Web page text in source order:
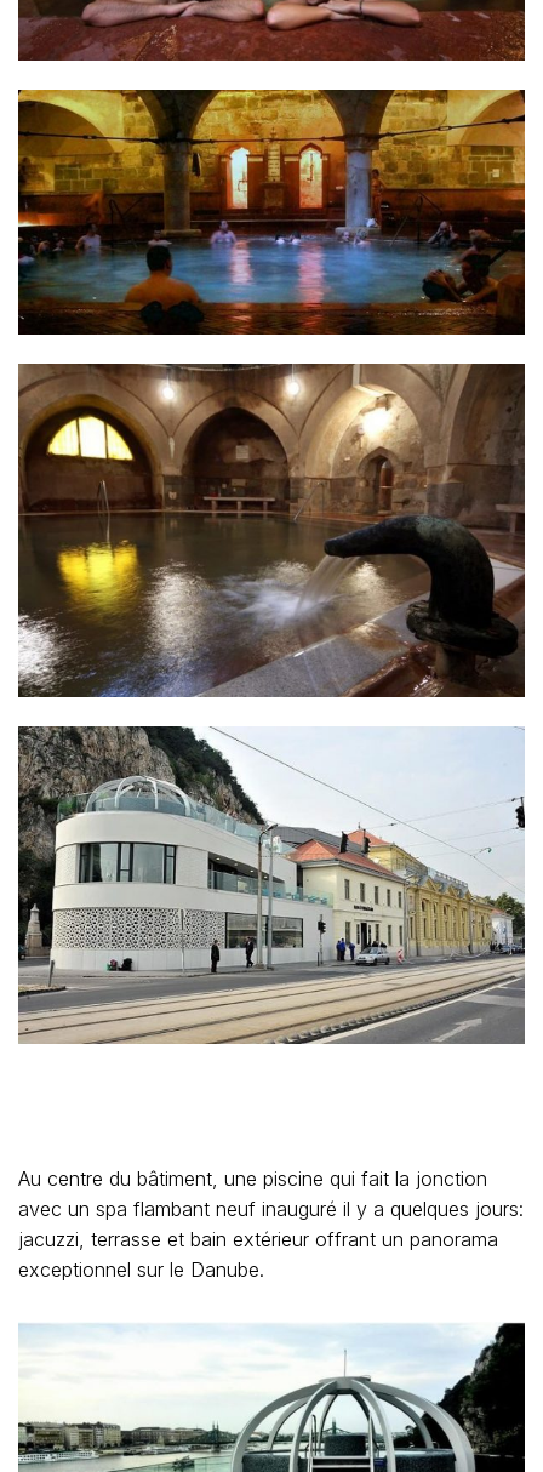
Au centre du bâtiment, une piscine qui fait la jonction
avec un spa flambant neuf inauguré il y a quelques jours:
jacuzzi, terrasse et bain extérieur offrant un panorama
exceptionnel sur le Danube.